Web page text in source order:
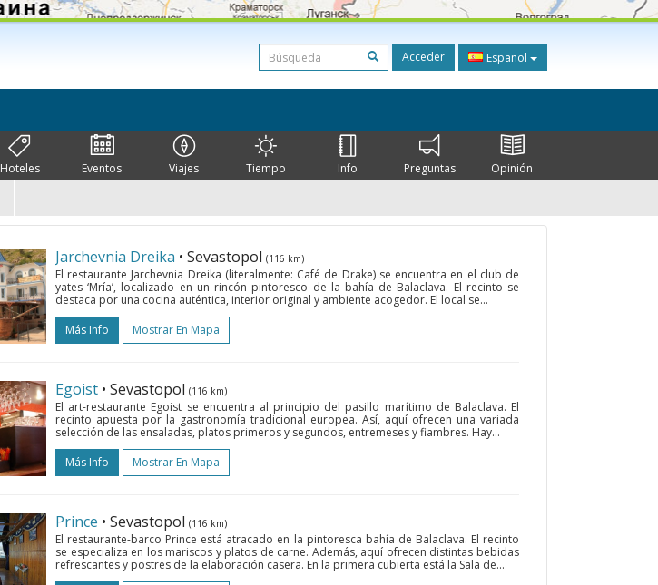
Acceder Español
Hoteles Eventos Viajes Tiempo Info Preguntas Opinión
Jarchevnia Dreika • Sevastopol (116 km)
El restaurante Jarchevnia Dreika (literalmente: Café de Drake) se encuentra en el club de
yates ‘Mría’, localizado en un rincón pintoresco de la bahía de Balaclava. El recinto se
destaca por una cocina auténtica, interior original y ambiente acogedor. El local se...
Más Info
Mostrar En Mapa
Egoist • Sevastopol (116 km)
El art-restaurante Egoist se encuentra al principio del pasillo marítimo de Balaclava. El
recinto apuesta por la gastronomía tradicional europea. Así, aquí ofrecen una variada
selección de las ensaladas, platos primeros y segundos, entremeses y fiambres. Hay...
Más Info
Mostrar En Mapa
Prince • Sevastopol (116 km)
El restaurante-barco Prince está atracado en la pintoresca bahía de Balaclava. El recinto
se especializa en los mariscos y platos de carne. Además, aquí ofrecen distintas bebidas
refrescantes y postres de la elaboración casera. En la primera cubierta está la Sala de...